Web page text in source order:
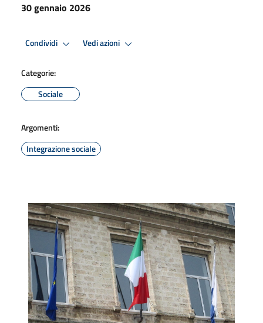
30 gennaio 2026
Condividi Vedi azioni
Categorie:
Sociale
Argomenti:
Integrazione sociale